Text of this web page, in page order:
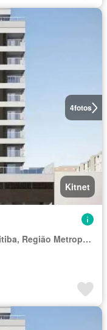
4fotos
Kitnet
Região Geográfica Imediata de Curitiba, Região Metropolitana de Curitiba